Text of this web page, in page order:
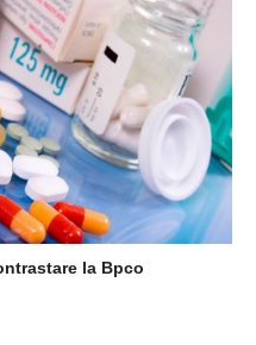
la Bpco